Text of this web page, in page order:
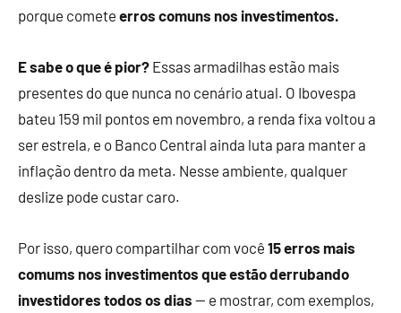
porque comete erros comuns nos investimentos.
E sabe o que é pior? Essas armadilhas estão mais
presentes do que nunca no cenário atual. O Ibovespa
bateu 159 mil pontos em novembro, a renda fixa voltou a
ser estrela, e o Banco Central ainda luta para manter a
inflação dentro da meta. Nesse ambiente, qualquer
deslize pode custar caro.
Por isso, quero compartilhar com você 15 erros mais
comums nos investimentos que estão derrubando
investidores todos os dias — e mostrar, com exemplos,